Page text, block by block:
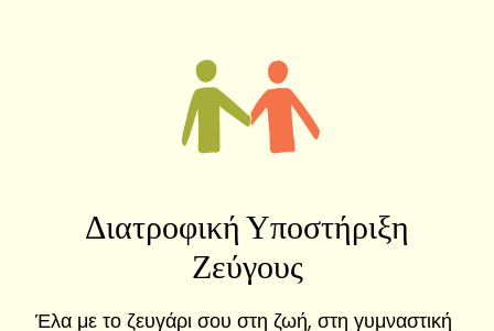
Διατροφική Υποστήριξη
Ζεύγους
Έλα με το ζευγάρι σου στη ζωή, στη γυμναστική